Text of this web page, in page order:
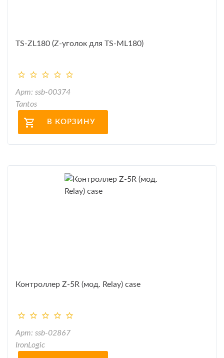
TS-ZL180 (Z-уголок для TS-ML180)
Арт: ssb-00374
Tantos
В КОРЗИНУ
Контроллер Z-5R (мод. Relay) case
Арт: ssb-02867
IronLogic